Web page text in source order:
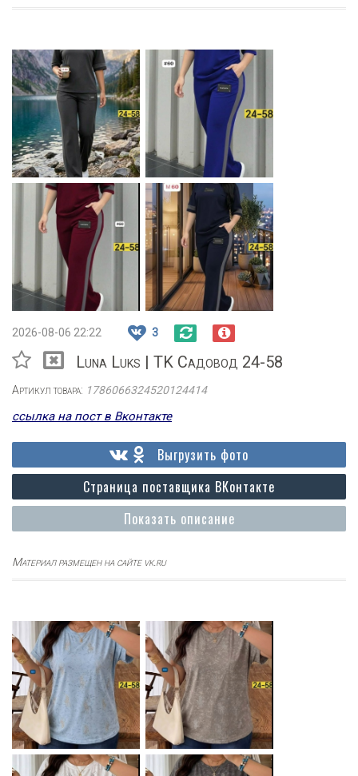
2026-08-06 22:22 3
Luna Luks | TK Садовод 24-58
Артикул товара: 1786066324520124414
ссылка на пост в Вконтакте
Показать описание
Страница поставщика ВКонтакте
Выгрузить фото
Материал размещен на сайте vk.ru